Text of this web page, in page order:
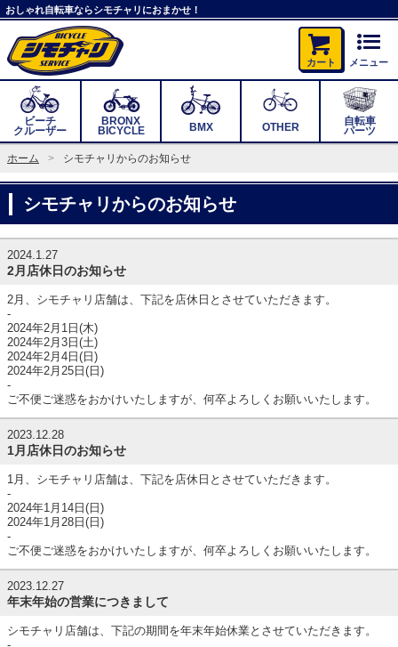
おしゃれ自転車ならシモチャリにおまかせ！
カート メニュー
ビーチ
クルーザー
BRONX
BICYCLE BMX OTHER 自転車
パーツ
ホーム シモチャリからのお知らせ
シモチャリからのお知らせ
2024.1.27
2月店休日のお知らせ
2月、シモチャリ店舗は、下記を店休日とさせていただきます。
-
2024年2月1日(木)
2024年2月3日(土)
2024年2月4日(日)
2024年2月25日(日)
-
ご不便ご迷惑をおかけいたしますが、何卒よろしくお願いいたします。
2023.12.28
1月店休日のお知らせ
1月、シモチャリ店舗は、下記を店休日とさせていただきます。
-
2024年1月14日(日)
2024年1月28日(日)
-
ご不便ご迷惑をおかけいたしますが、何卒よろしくお願いいたします。
2023.12.27
年末年始の営業につきまして
シモチャリ店舗は、下記の期間を年末年始休業とさせていただきます。